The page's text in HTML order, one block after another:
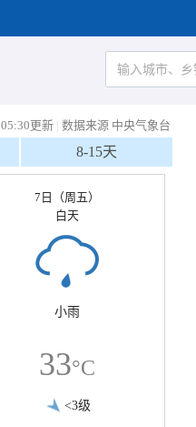
05:30更新 | 数据来源 中央气象台
8-15天
7日（周五）
白天
小雨
33°C
<3级